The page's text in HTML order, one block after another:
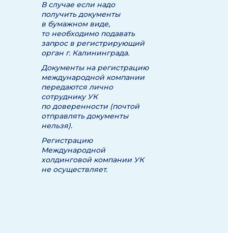
В случае если надо
получить документы
в бумажном виде,
то необходимо подавать
запрос в регистрирующий
орган г. Калининграда.
Документы на регистрацию
международной компании
передаются лично
сотруднику УК
по доверенности (почтой
отправлять документы
нельзя).
Регистрацию
Международной
холдинговой компании УК
не осуществляет.